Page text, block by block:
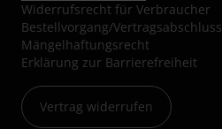
Widerrufsrecht für Verbraucher
Bestellvorgang/Vertragsabschluss
Mängelhaftungsrecht
Erklärung zur Barrierefreiheit
Vertrag widerrufen